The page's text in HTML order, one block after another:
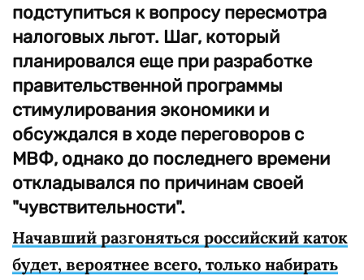
подступиться к вопросу пересмотра
налоговых льгот. Шаг, который
планировался еще при разработке
правительственной программы
стимулирования экономики и
обсуждался в ходе переговоров с
МВФ, однако до последнего времени
откладывался по причинам своей
"чувствительности".
Начавший разгоняться российский каток
будет, вероятнее всего, только набирать